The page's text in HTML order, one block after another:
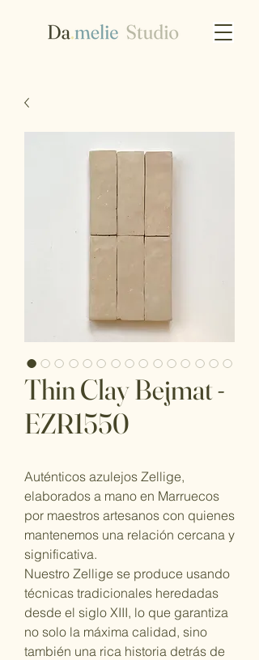
Thin Clay Bejmat -
EZR1550
Auténticos azulejos Zellige,
elaborados a mano en Marruecos
por maestros artesanos con quienes
mantenemos una relación cercana y
significativa.
Nuestro Zellige se produce usando
técnicas tradicionales heredadas
desde el siglo XIII, lo que garantiza
no solo la máxima calidad, sino
también una rica historia detrás de